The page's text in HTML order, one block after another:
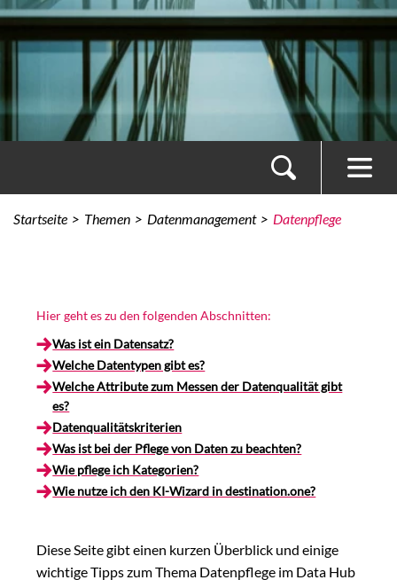
Startseite Themen Datenmanagement Datenpflege
Hier geht es zu den folgenden Abschnitten:
Was ist ein Datensatz?
Welche Datentypen gibt es?
Welche Attribute zum Messen der Datenqualität gibt
es?
Datenqualitätskriterien
Was ist bei der Pflege von Daten zu beachten?
Wie pflege ich Kategorien?
Wie nutze ich den KI-Wizard in destination.one?
Diese Seite gibt einen kurzen Überblick und einige
wichtige Tipps zum Thema Datenpflege im Data Hub